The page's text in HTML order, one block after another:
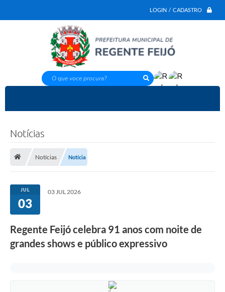
LOGIN / CADASTRO
O que voce procura?
Notícias
Notícias Notícia
JUL
03
03 JUL 2026
Regente Feijó celebra 91 anos com noite de
grandes shows e público expressivo